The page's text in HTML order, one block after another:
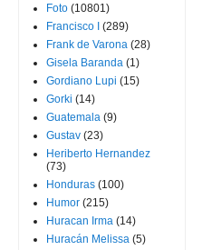
Foto (10801)
Francisco I
(289)
Frank de Varona (28)
Gisela Baranda (1)
Gordiano Lupi (15)
Gorki (14)
Guatemala (9)
Gustav (23)
Heriberto Hernandez
(73)
Honduras (100)
Humor (215)
Huracan Irma (14)
Huracán Melissa (5)